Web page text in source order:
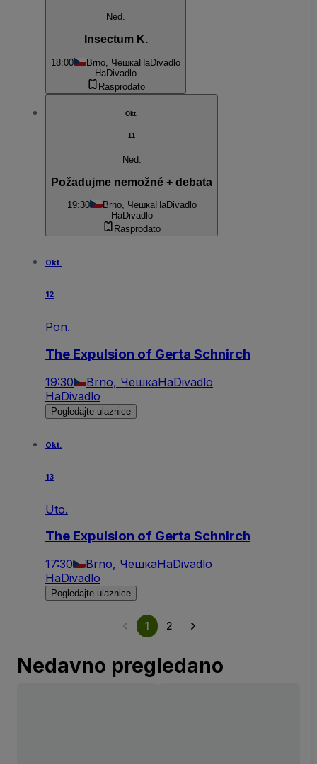
Ned.
Insectum K.
18:00 Brno, ЧешкаHaDivadlo
HaDivadlo
Rasprodato
Okt.
11
Ned.
Požadujme nemožné + debata
19:30 Brno, ЧешкаHaDivadlo
HaDivadlo
Rasprodato
Okt.
12
Pon.
The Expulsion of Gerta Schnirch
19:30 Brno, ЧешкаHaDivadlo
HaDivadlo
Pogledajte ulaznice
Okt.
13
Uto.
The Expulsion of Gerta Schnirch
17:30 Brno, ЧешкаHaDivadlo
HaDivadlo
Pogledajte ulaznice
1 2
Nedavno pregledano